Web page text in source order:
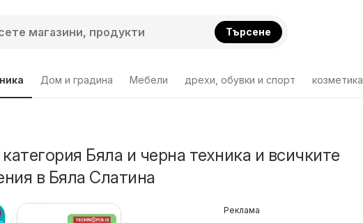
Търсене
Дом и градина Мебели дрехи, обувки и спорт козметика
Бяла и черна техника и всичките
в Бяла Слатина
Реклама